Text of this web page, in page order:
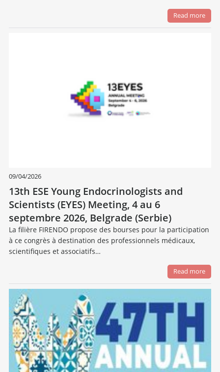
Read more
09/04/2026
13th ESE Young Endocrinologists and
Scientists (EYES) Meeting, 4 au 6
septembre 2026, Belgrade (Serbie)
La filière FIRENDO propose des bourses pour la participation
à ce congrès à destination des professionnels médicaux,
scientifiques et associatifs…
Read more